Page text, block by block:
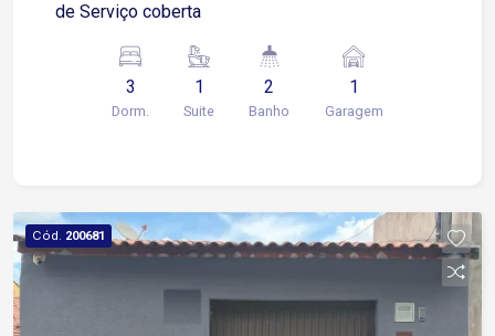
de Serviço coberta
3
Dorm.
1
Suite
2
Banho
1
Garagem
Cód. 200681